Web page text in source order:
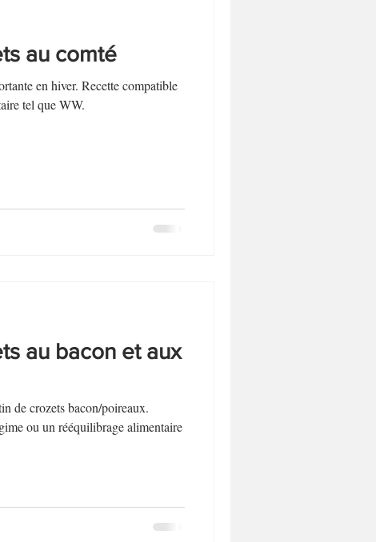
au comté
en hiver. Recette compatible
tel que WW.
au bacon et aux
de crozets bacon/poireaux.
ou un rééquilibrage alimentaire